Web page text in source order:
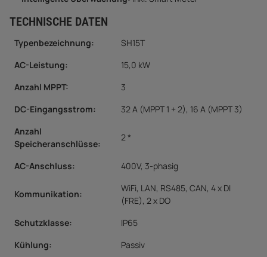
TECHNISCHE DATEN
Typenbezeichnung:
SH15T
AC-Leistung:
15,0 kW
Anzahl MPPT:
3
DC-Eingangsstrom:
32 A (MPPT 1 + 2), 16 A (MPPT 3)
Anzahl
Speicheranschlüsse:
2 *
AC-Anschluss: 400V, 3-phasig
Kommunikation:
WiFi, LAN, RS485, CAN, 4 x DI
(FRE), 2 x DO
Schutzklasse:
IP65
Kühlung:
Passiv